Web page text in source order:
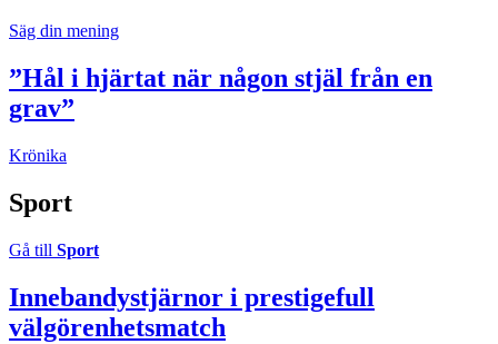
Säg din mening
”Hål i hjärtat när någon stjäl från en
grav”
Krönika
Sport
Gå till Sport
Innebandystjärnor i prestigefull
välgörenhetsmatch